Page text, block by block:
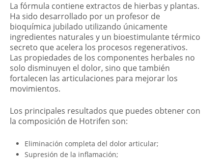
La fórmula contiene extractos de hierbas y plantas.
Ha sido desarrollado por un profesor de
bioquímica jubilado utilizando únicamente
ingredientes naturales y un bioestimulante térmico
secreto que acelera los procesos regenerativos.
Las propiedades de los componentes herbales no
solo disminuyen el dolor, sino que también
fortalecen las articulaciones para mejorar los
movimientos.
Los principales resultados que puedes obtener con
la composición de Hotrifen son:
Eliminación completa del dolor articular;
Supresión de la inflamación;